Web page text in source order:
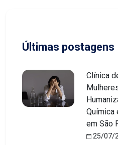
Últimas postagens
Clínica
Química
em São
25/07/